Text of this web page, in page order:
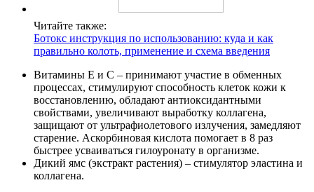
Читайте также:
Ботокс инструкция по использованию: куда и как
правильно колоть, применение и схема введения
Витамины Е и С – принимают участие в обменных
процессах, стимулируют способность клеток кожи к
восстановлению, обладают антиоксидантными
свойствами, увеличивают выработку коллагена,
защищают от ультрафиолетового излучения, замедляют
старение. Аскорбиновая кислота помогает в 8 раз
быстрее усваиваться гилоуронату в организме.
Дикий ямс (экстракт растения) – стимулятор эластина и
коллагена.